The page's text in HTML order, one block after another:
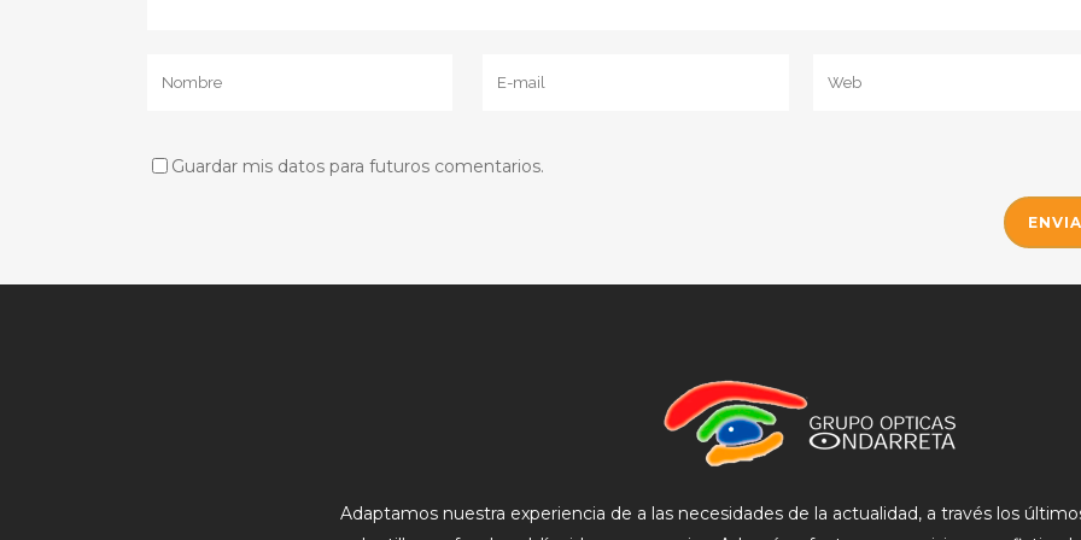
Guardar mis datos para futuros comentarios.
Adaptamos nuestra experiencia de a las necesidades de la actualidad, a través los